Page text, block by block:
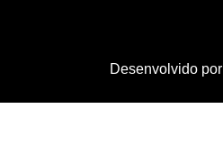
Desenvolvido por